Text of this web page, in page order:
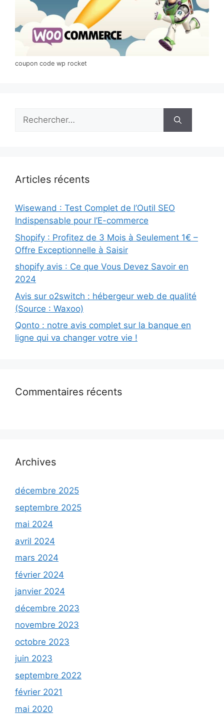
coupon code wp rocket
Rechercher :
Articles récents
Wisewand : Test Complet de l’Outil SEO
Indispensable pour l’E-commerce
Shopify : Profitez de 3 Mois à Seulement 1€ –
Offre Exceptionnelle à Saisir
shopify avis : Ce que Vous Devez Savoir en
2024
Avis sur o2switch : hébergeur web de qualité
(Source : Waxoo)
Qonto : notre avis complet sur la banque en
ligne qui va changer votre vie !
Commentaires récents
Archives
décembre 2025
septembre 2025
mai 2024
avril 2024
mars 2024
février 2024
janvier 2024
décembre 2023
novembre 2023
octobre 2023
juin 2023
septembre 2022
février 2021
mai 2020